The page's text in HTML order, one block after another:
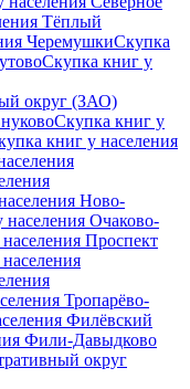
Тёплый
ЧеремушкиСкупка
Скупка книг у
округ (ЗАО)
Скупка книг у
книг у населения
Ново-
Очаково-
Проспект
Тропарёво-
Филёвский
Фили-Давыдково
округ